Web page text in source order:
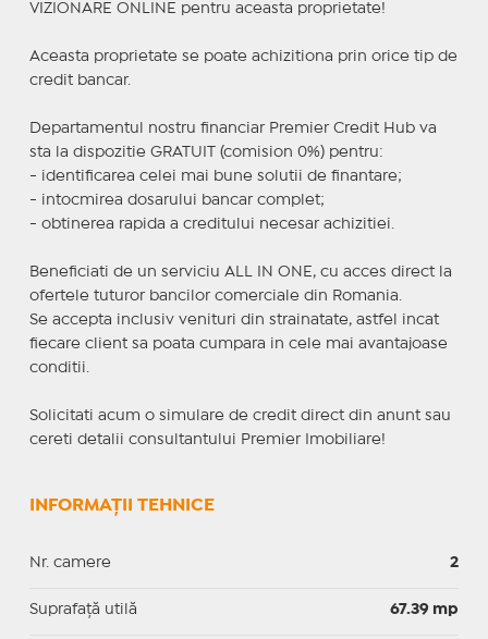
VIZIONARE ONLINE pentru aceasta proprietate!
Aceasta proprietate se poate achizitiona prin orice tip de
credit bancar.
Departamentul nostru financiar Premier Credit Hub va
sta la dispozitie GRATUIT (comision 0%) pentru:
- identificarea celei mai bune solutii de finantare;
- intocmirea dosarului bancar complet;
- obtinerea rapida a creditului necesar achizitiei.
Beneficiati de un serviciu ALL IN ONE, cu acces direct la
ofertele tuturor bancilor comerciale din Romania.
Se accepta inclusiv venituri din strainatate, astfel incat
fiecare client sa poata cumpara in cele mai avantajoase
conditii.
Solicitati acum o simulare de credit direct din anunt sau
cereti detalii consultantului Premier Imobiliare!
INFORMAȚII TEHNICE
Nr. camere 2
Suprafaţă utilă 67.39 mp